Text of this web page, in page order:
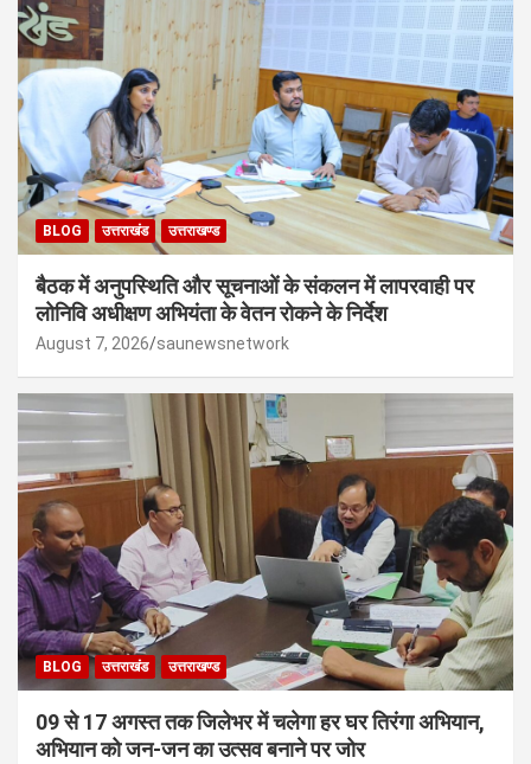
BLOG उत्तराखंड उत्तराखण्ड
बैठक में अनुपस्थिति और सूचनाओं के संकलन में लापरवाही पर
लोनिवि अधीक्षण अभियंता के वेतन रोकने के निर्देश
August 7, 2026 saunewsnetwork
BLOG उत्तराखंड उत्तराखण्ड
09 से 17 अगस्त तक जिलेभर में चलेगा हर घर तिरंगा अभियान,
अभियान को जन-जन का उत्सव बनाने पर जोर